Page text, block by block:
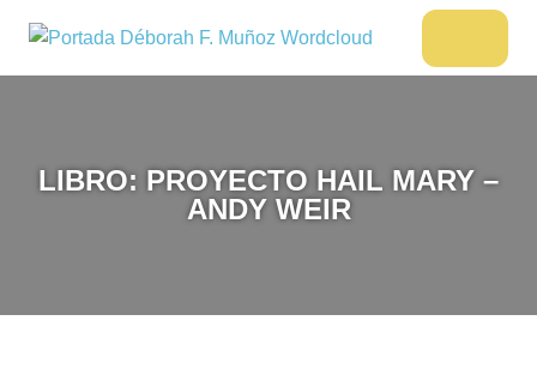
contenido
DÉBORAH
viajes
LIBRO: PROYECTO HAIL MARY –
ANDY WEIR